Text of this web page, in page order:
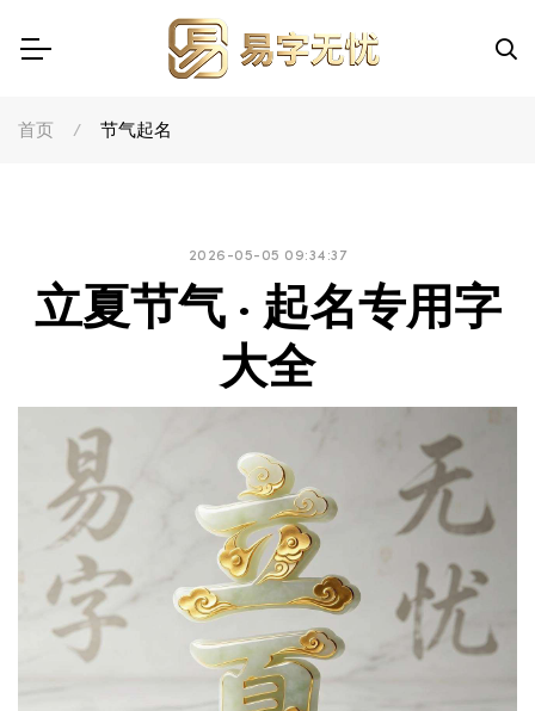
首页 节气起名
2026-05-05 09:34:37
立夏节气 · 起名专用字
大全